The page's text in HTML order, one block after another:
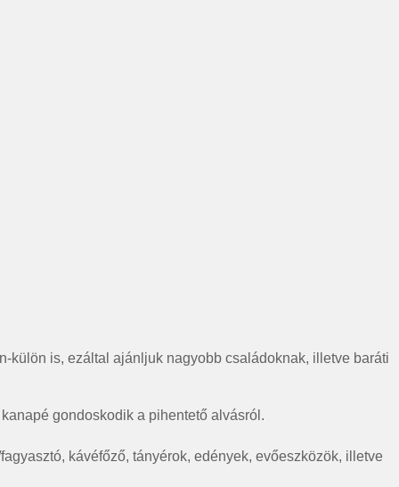
külön is, ezáltal ajánljuk nagyobb családoknak, illetve baráti
gondoskodik a pihentető alvásról.
kávéfőző, tányérok, edények, evőeszközök, illetve